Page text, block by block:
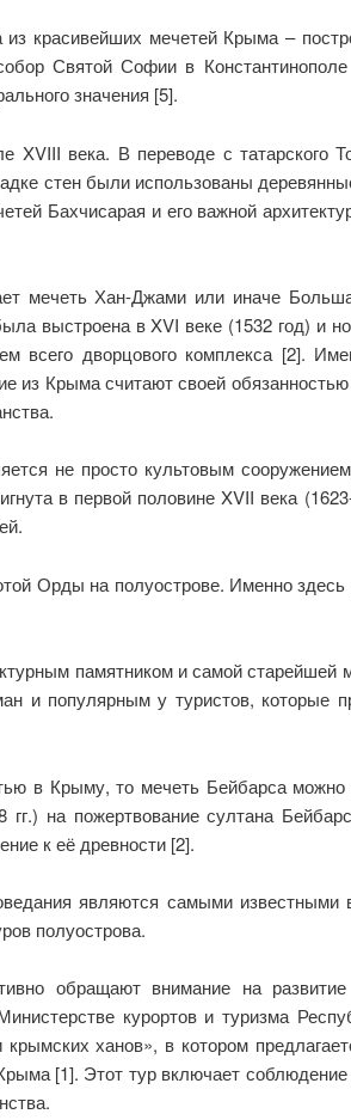
красивейших мечетей Крыма –
Святой Софии в
значения [5].
века. В переводе с татарского
стен были использованы
Бахчисарая и его важной
мечеть Хан-Джами или иначе
выстроена в XVI веке (1532 год) и
дворцового комплекса [2].
из Крыма считают своей
не просто культовым
в первой половине XVII века
Орды на полуострове. Именно
памятником и самой
и популярным у туристов, которые
в Крыму, то мечеть Бейбарса
на пожертвование султана
к её древности [2].
являются самыми
полуострова.
обращают внимание на
курортов и туризма
ханов», в котором
[1]. Этот тур включает